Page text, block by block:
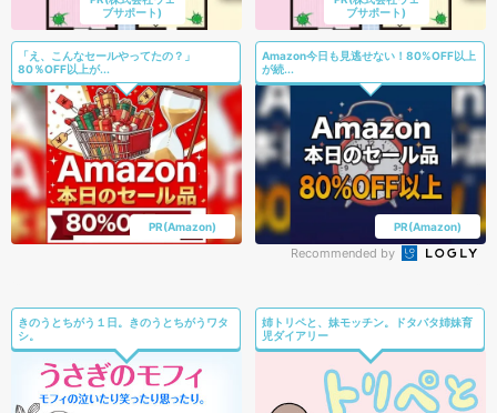
ブサポート)
ブサポート)
「え、こんなセールやってたの？」
80％OFF以上が...
PR(Amazon)
Amazon今日も見逃せない！80%OFF以上
が続...
PR(Amazon)
Recommended by
きのうとちがう１日。きのうとちがうワタ
シ。
姉トリペと、妹モッチン。ドタバタ姉妹育
児ダイアリー